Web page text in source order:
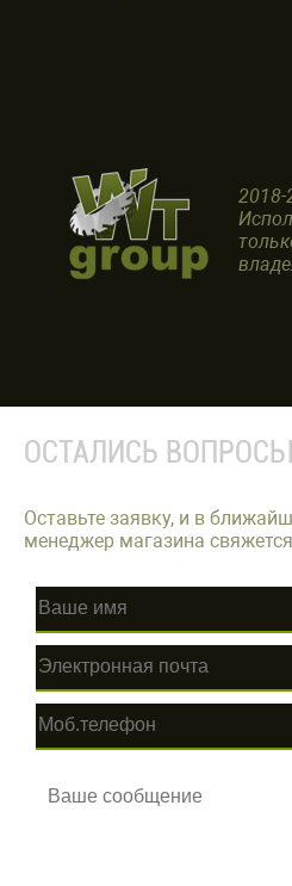
2018-
ОСТАЛИСЬ
Оставьте заявку, и в
менеджер магазина